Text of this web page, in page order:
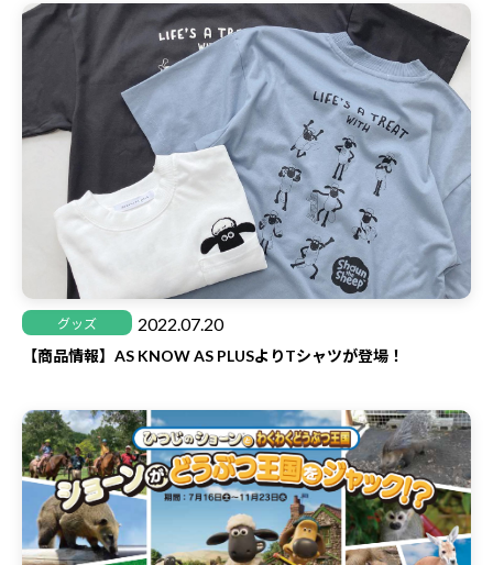
グッズ 2022.07.20
【商品情報】AS KNOW AS PLUSよりTシャツが登場！